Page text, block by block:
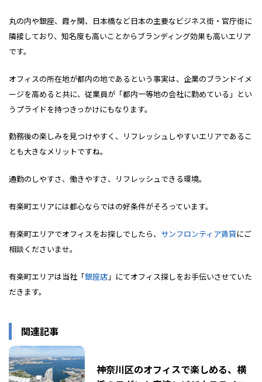
丸の内や銀座、霞ヶ関、日本橋など日本の主要なビジネス街・官庁街に
隣接しており、知名度も高いことからブランディング効果も高いエリア
です。
オフィスの所在地が都内の地であるという事実は、企業のブランドイメ
ージを高めると共に、従業員が「都内一等地の会社に勤めている」とい
うプライドを持つきっかけにもなります。
勤務後の楽しみを見つけやすく、リフレッシュしやすいエリアであるこ
とも大きなメリットですね。
通勤のしやすさ、働きやすさ、リフレッシュできる環境。
有楽町エリアには都心ならではの好条件がそろっています。
有楽町エリアでオフィスをお探しでしたら、 サンフロンティア賃貸にご
相談くださいませ。
有楽町エリアは当社「銀座店 」にてオフィス探しをお手伝いさせていた
だきます。
関連記事
神奈川区のオフィスで楽しめる、横